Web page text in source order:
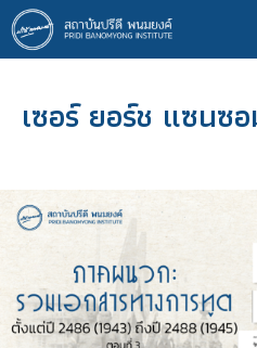
ข้าม
ไป
ยัง
หลักเซอร์ ยอร์ช แซนซ